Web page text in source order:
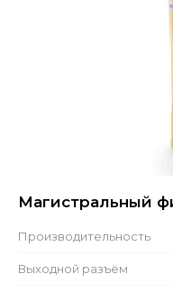
Магистральный
Производительность
Выходной разъём